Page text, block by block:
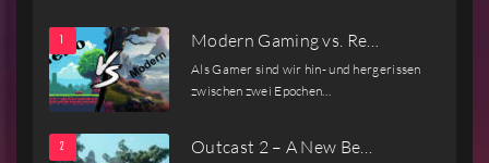
Modern Gaming vs. Re…
Als Gamer sind wir hin- und hergerissen
zwischen zwei Epochen…
Outcast 2 – A New Be…